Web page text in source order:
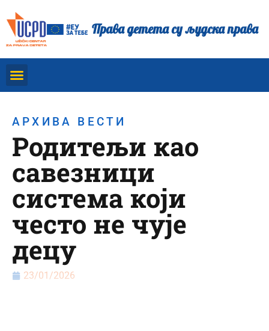
Права детета су људска права
АРХИВА ВЕСТИ
Родитељи као
савезници
система који
често не чује
децу
23/01/2026